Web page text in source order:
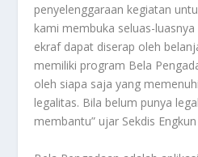
penyelenggaraan kegiatan
kami membuka seluas-
ekraf dapat diserap oleh
memiliki program Bela
oleh siapa saja yang
legalitas. Bila belum punya
membantu” ujar Sekdis